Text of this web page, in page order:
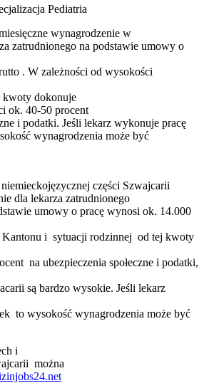
Pediatria
wynagrodzenie w
zatrudnionego na podstawie umowy o
. W zależności od wysokości
dokonuje
ok. 40-50 procent
i podatki. Jeśli lekarz wykonuje pracę
wynagrodzenia może być
części Szwajcarii
dla lekarza zatrudnionego
umowy o pracę wynosi ok. 14.000
i sytuacji rodzinnej od tej kwoty
na ubezpieczenia społeczne i podatki,
są bardzo wysokie. Jeśli lekarz
to wysokość wynagrodzenia może być
i
można